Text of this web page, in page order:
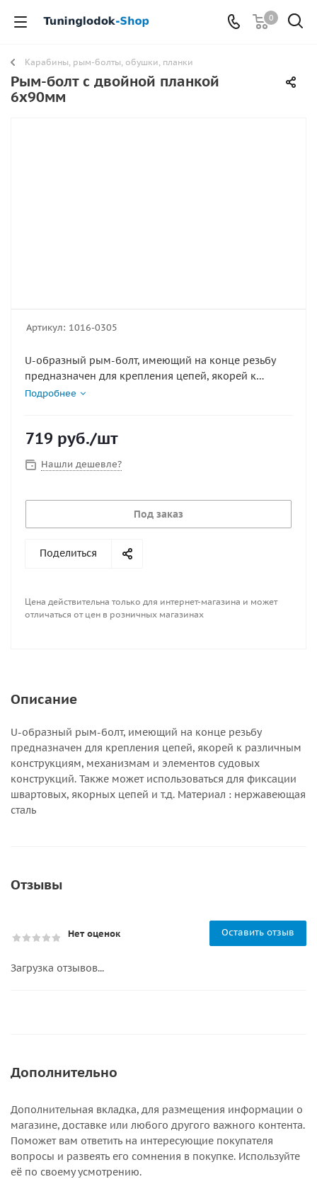
0
Карабины, рым-болты, обушки, планки
Рым-болт с двойной планкой
6х90мм
Артикул: 1016-0305
U-образный рым-болт, имеющий на конце резьбу
предназначен для крепления цепей, якорей к
различным конструкциям, механизмам и элементов
Материал : нержавеющая сталь
Подробнее
719 руб./шт
Нашли дешевле?
Под заказ
Поделиться
Цена действительна только для интернет-магазина и может
отличаться от цен в розничных магазинах
Описание
U-образный рым-болт, имеющий на конце резьбу
предназначен для крепления цепей, якорей к различным
конструкциям, механизмам и элементов судовых
конструкций. Также может использоваться для фиксации
швартовых, якорных цепей и т.д. Материал : нержавеющая
сталь
Отзывы
Нет оценок Оставить отзыв
Загрузка отзывов...
Дополнительно
Дополнительная вкладка, для размещения информации о
магазине, доставке или любого другого важного контента.
Поможет вам ответить на интересующие покупателя
вопросы и развеять его сомнения в покупке. Используйте
её по своему усмотрению.